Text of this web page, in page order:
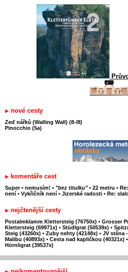
nové cesty
Zeď nářků (Walling Wall) (8-/8)
Pinocchio (5a)
komentáře cest
Super • nemusím! • "bez titulku" • 22 metru •
není • Vykřičník není • Jizerské radosti • Re:
nejčtenější cesty
Postalmklamm Klettersteig (76750x) • Grosser
Klettersteig (69971x) • Stüdlgrat (50539x) •
Steig (43260x) • Zuby nehty (42148x) • JV stěna
Malibu (40893x) • Cesta nad kapličkou (40321x) •
Hörnligrat (39537x)